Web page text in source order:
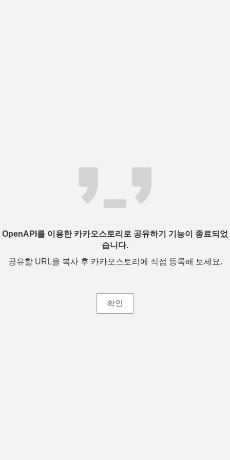
OpenAPI를 이용한 카카오스토리로 공유하기 기능이 종료되었
습니다.
공유할 URL을 복사 후 카카오스토리에 직접 등록해 보세요.
확인